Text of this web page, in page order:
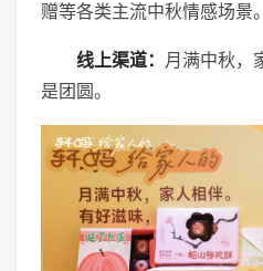
赠等各类主流中秋情感场景。
线上渠道：
月满中秋，
是团圆。